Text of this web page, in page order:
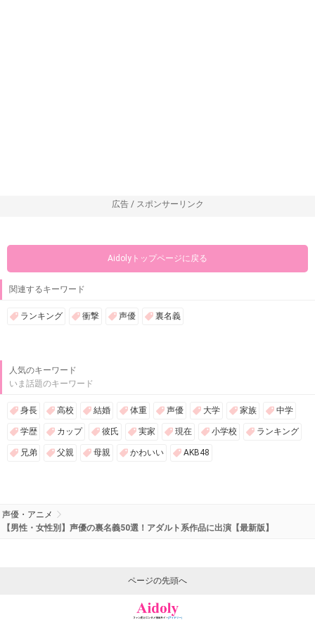
広告 / スポンサーリンク
Aidolyトップページに戻る
関連するキーワード
ランキング 衝撃 声優 裏名義
人気のキーワード
いま話題のキーワード
身長 高校 結婚 体重 声優 大学 家族 中学
学歴 カップ 彼氏 実家 現在 小学校 ランキング
兄弟 父親 母親 かわいい AKB48
声優・アニメ
【男性・女性別】声優の裏名義50選！アダルト系作品に出演【最新版】
ページの先頭へ